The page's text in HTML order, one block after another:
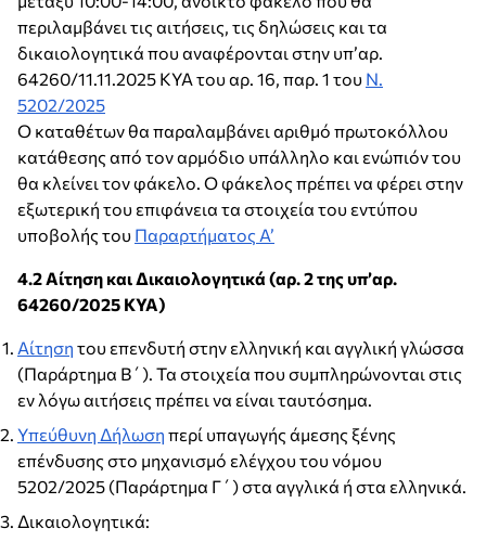
περιλαμβάνει τις αιτήσεις, τις δηλώσεις και τα
δικαιολογητικά που αναφέρονται στην υπ’αρ.
64260/11.11.2025 ΚΥΑ του αρ. 16, παρ. 1 του Ν.
5202/2025
Ο καταθέτων θα παραλαμβάνει αριθμό πρωτοκόλλου
κατάθεσης από τον αρμόδιο υπάλληλο και ενώπιόν του
θα κλείνει τον φάκελο. Ο φάκελος πρέπει να φέρει στην
εξωτερική του επιφάνεια τα στοιχεία του εντύπου
υποβολής του Παραρτήματος Α’
4.2 Αίτηση και Δικαιολογητικά (αρ. 2 της υπ’αρ.
64260/2025 ΚΥΑ)
Αίτηση του επενδυτή στην ελληνική και αγγλική γλώσσα
(Παράρτημα Β΄). Τα στοιχεία που συμπληρώνονται στις
εν λόγω αιτήσεις πρέπει να είναι ταυτόσημα.
Υπεύθυνη Δήλωση περί υπαγωγής άμεσης ξένης
επένδυσης στο μηχανισμό ελέγχου του νόμου
5202/2025 (Παράρτημα Γ΄) στα αγγλικά ή στα ελληνικά.
Δικαιολογητικά: